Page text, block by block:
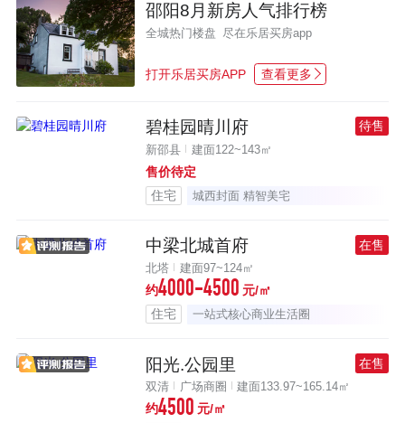
邵阳8月新房人气排行榜
全城热门楼盘 尽在乐居买房app
打开乐居买房APP 查看更多
碧桂园晴川府 待售
新邵县 建面122~143㎡
售价待定
住宅
城西封面 精智美宅
中梁北城首府 在售
北塔 建面97~124㎡
约4000-4500 元/㎡
住宅
一站式核心商业生活圈
阳光.公园里 在售
双清 广场商圈 建面133.97~165.14㎡
约4500 元/㎡